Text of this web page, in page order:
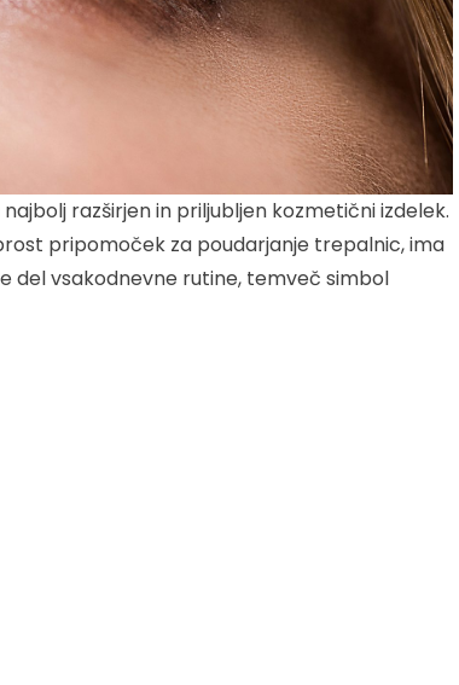
razširjen in priljubljen kozmetični izdelek.
pripomoček za poudarjanje trepalnic, ima
del vsakodnevne rutine, temveč simbol